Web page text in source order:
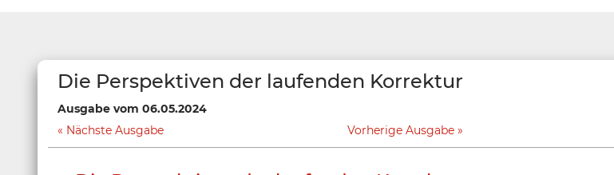
Die Perspektiven der laufenden Korrektur
Ausgabe vom 06.05.2024
Nächste Ausgabe
Vorherige Ausgabe